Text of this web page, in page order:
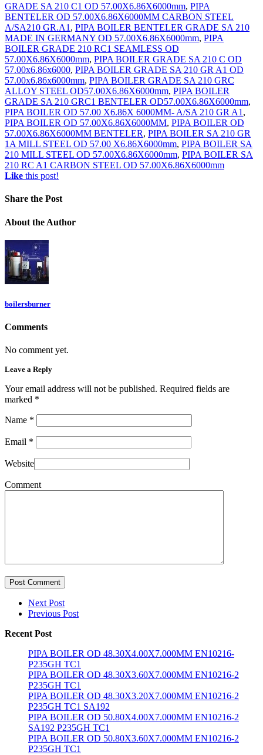
GRADE SA 210 C1 OD 57.00X6.86X6000mm, PIPA
BENTELER OD 57.00X6.86X6000MM CARBON STEEL
A/SA210 GR.A1 , PIPA BOILER BENTELER GRADE SA 210
MADE IN GERMANY OD 57.00X6.86X6000mm, PIPA
BOILER GRADE 210 RC1 SEAMLESS OD
57.00X6.86X6000mm, PIPA BOILER GRADE SA 210 C OD
57.00x6.86x6000, PIPA BOILER GRADE SA 210 GR A1 OD
57.00x6.86x6000mm, PIPA BOILER GRADE SA 210 GRC
ALLOY STEEL OD57.00X6.86X6000mm, PIPA BOILER
GRADE SA 210 GRC1 BENTELER OD57.00X6.86X6000mm,
PIPA BOILER OD 57.00 X6.86X 6000MM- A/SA 210 GR A1 ,
PIPA BOILER OD 57.00X6.86X6000MM, PIPA BOILER OD
57.00X6.86X6000MM BENTELER, PIPA BOILER SA 210 GR
1A MILL STEEL OD 57.00 X6.86X6000mm, PIPA BOILER SA
210 MILL STEEL OD 57.00X6.86X6000mm, PIPA BOILER SA
210 RC A1 CARBON STEEL OD 57.00X6.86X6000mm
Like this post!
Share the Post
About the Author
boilersburner
Comments
No comment yet.
Leave a Reply
Your email address will not be published. Required fields are
marked *
Name *
Email *
Website
Comment
Post Comment
Next Post
Previous Post
Recent Post
PIPA BOILER OD 48.30X4.00X7.000MM EN10216-
P235GH TC1
PIPA BOILER OD 48.30X3.60X7.000MM EN10216-2
P235GH TC1
PIPA BOILER OD 48.30X3.20X7.000MM EN10216-2
P235GH TC1 SA192
PIPA BOILER OD 50.80X4.00X7.000MM EN10216-2
SA192 P235GH TC1
PIPA BOILER OD 50.80X3.60X7.000MM EN10216-2
P235GH TC1